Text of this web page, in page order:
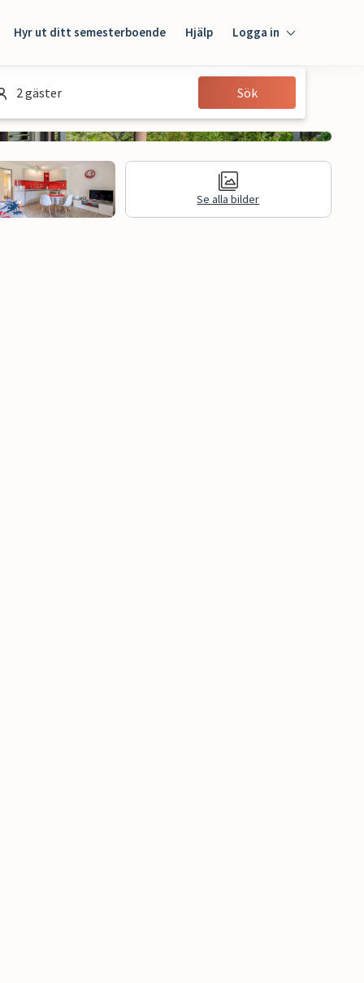
Hyr ut ditt semesterboende Hjälp Logga in
Gäst
2 gäster Sök
Se alla bilder